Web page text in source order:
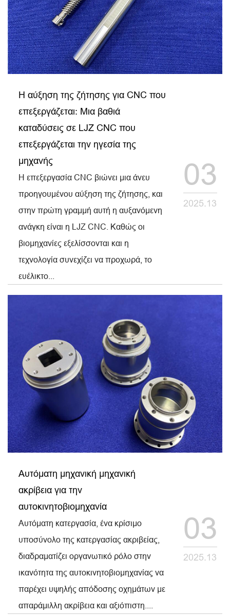
Η αύξηση της ζήτησης για CNC που
επεξεργάζεται: Μια βαθιά
καταδύσεις σε LJZ CNC που
επεξεργάζεται την ηγεσία της
μηχανής
Η επεξεργασία CNC βιώνει μια άνευ
προηγουμένου αύξηση της ζήτησης, και
στην πρώτη γραμμή αυτή η αυξανόμενη
ανάγκη είναι η LJZ CNC. Καθώς οι
βιομηχανίες εξελίσσονται και η
τεχνολογία συνεχίζει να προχωρά, το
ευέλικτο...
03
2025.13
Αυτόματη μηχανική μηχανική
ακρίβεια για την
αυτοκινητοβιομηχανία
Αυτόματη κατεργασία, ένα κρίσιμο
υποσύνολο της κατεργασίας ακριβείας,
διαδραματίζει οργανωτικό ρόλο στην
ικανότητα της αυτοκινητοβιομηχανίας να
παρέχει υψηλής απόδοσης οχημάτων με
απαράμιλλη ακρίβεια και αξιόπιστη....
03
2025.13